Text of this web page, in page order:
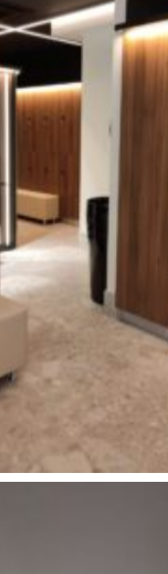
HEALTH CLUB